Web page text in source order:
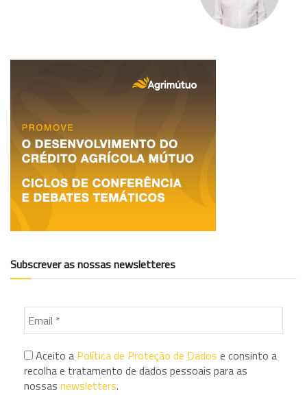
Subscrever as nossas newsletteres
Aceito a Política de Proteção de Dados e consinto a
recolha e tratamento de dados pessoais para as
nossas newsletters.